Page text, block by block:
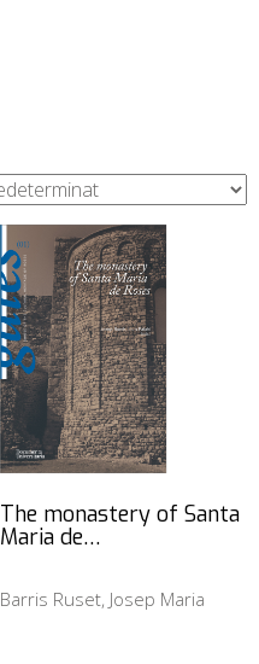
The monastery of Santa
Maria de…
Barris Ruset, Josep Maria